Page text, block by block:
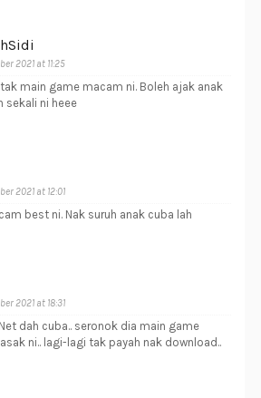
2021 at 11:25
main game macam ni. Boleh ajak anak
sekali ni heee
2021 at 12:01
best ni. Nak suruh anak cuba lah
2021 at 18:31
dah cuba.. seronok dia main game
ni.. lagi-lagi tak payah nak download..